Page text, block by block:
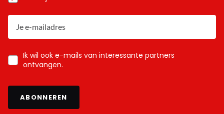
Ik wil ook e-mails van interessante partners
ontvangen.
ABONNEREN